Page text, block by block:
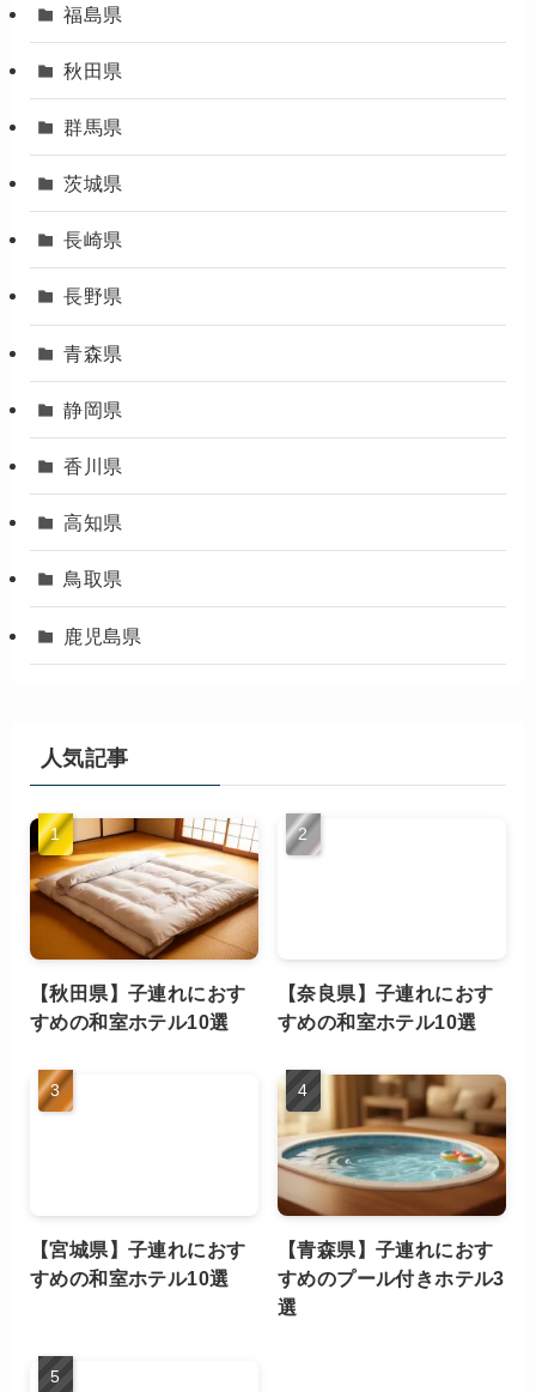
福島県
秋田県
群馬県
茨城県
長崎県
長野県
青森県
静岡県
香川県
高知県
鳥取県
鹿児島県
人気記事
【秋田県】子連れにおす
すめの和室ホテル10選
【奈良県】子連れにおす
すめの和室ホテル10選
【宮城県】子連れにおす
すめの和室ホテル10選
【青森県】子連れにおす
すめのプール付きホテル3
選